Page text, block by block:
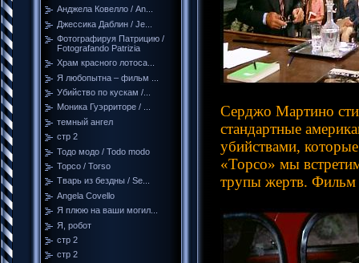
Анджела Ковелло / An...
Джессика Даблин / Je...
Фотографируя Патрицию /
Fotografando Patrizia
Храм красного лотоса...
Я любопытна – фильм ...
Убийство по кускам /...
Моника Гуэрриторе / ...
темный ангел
стр 2
Тодо модо / Todo modo
Торсо / Torso
Тварь из бездны / Se...
Angela Covello
Я плюю на ваши могил...
Я, робот
стр 2
стр 2
Серджо Мартино
стандартные
убийствами,
«Торсо» мы
трупы жертв. Фильм